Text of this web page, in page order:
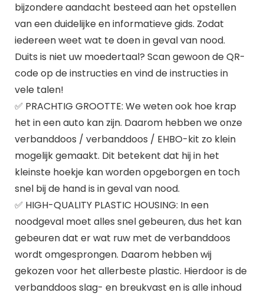
bijzondere aandacht besteed aan het opstellen
van een duidelijke en informatieve gids. Zodat
iedereen weet wat te doen in geval van nood.
Duits is niet uw moedertaal? Scan gewoon de QR-
code op de instructies en vind de instructies in
vele talen!
✅ PRACHTIG GROOTTE: We weten ook hoe krap
het in een auto kan zijn. Daarom hebben we onze
verbanddoos / verbanddoos / EHBO-kit zo klein
mogelijk gemaakt. Dit betekent dat hij in het
kleinste hoekje kan worden opgeborgen en toch
snel bij de hand is in geval van nood.
✅ HIGH-QUALITY PLASTIC HOUSING: In een
noodgeval moet alles snel gebeuren, dus het kan
gebeuren dat er wat ruw met de verbanddoos
wordt omgesprongen. Daarom hebben wij
gekozen voor het allerbeste plastic. Hierdoor is de
verbanddoos slag- en breukvast en is alle inhoud